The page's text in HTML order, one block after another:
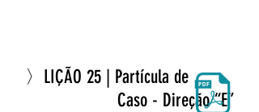
〉LIÇÃO 25 | Partícula de
Caso - Direção “E”